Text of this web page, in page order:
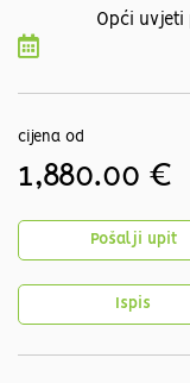
Opći uvjeti
cijena od
1,880.00 €
Pošalji upit
Ispis